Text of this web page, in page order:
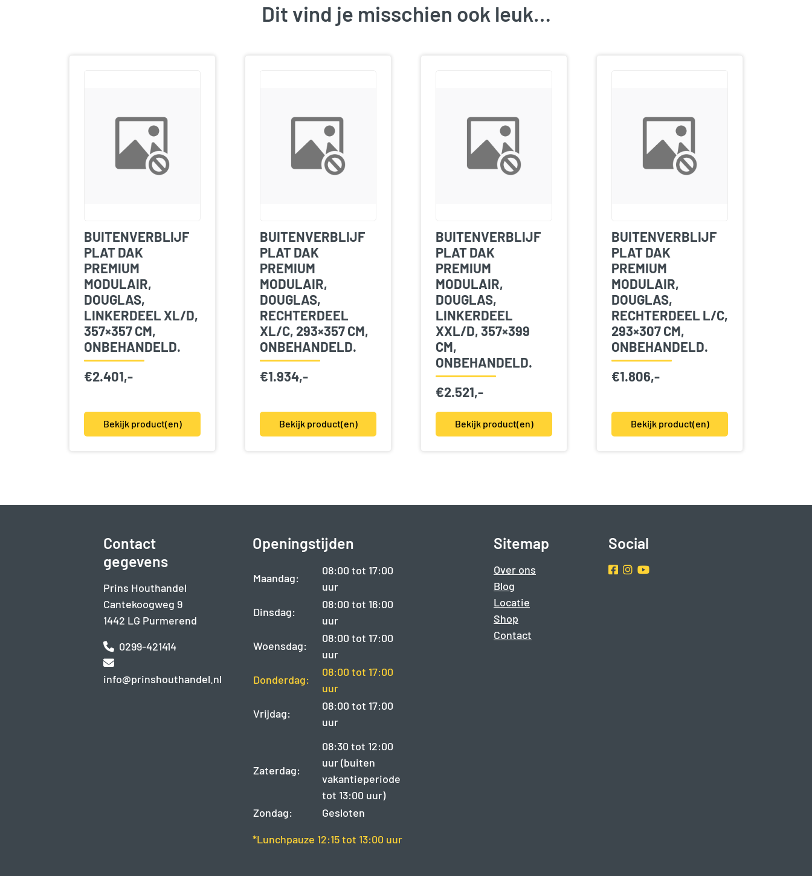
Dit vind je misschien ook leuk…
BUITENVERBLIJF
PLAT DAK
PREMIUM
MODULAIR,
DOUGLAS,
LINKERDEEL XL/D,
357×357 CM,
ONBEHANDELD.
€2.401,-
Bekijk product(en)
BUITENVERBLIJF
PLAT DAK
PREMIUM
MODULAIR,
DOUGLAS,
RECHTERDEEL
XL/C, 293×357 CM,
ONBEHANDELD.
€1.934,-
Bekijk product(en)
BUITENVERBLIJF
PLAT DAK
PREMIUM
MODULAIR,
DOUGLAS,
LINKERDEEL
XXL/D, 357×399
CM,
ONBEHANDELD.
€2.521,-
Bekijk product(en)
BUITENVERBLIJF
PLAT DAK
PREMIUM
MODULAIR,
DOUGLAS,
RECHTERDEEL L/C,
293×307 CM,
ONBEHANDELD.
€1.806,-
Bekijk product(en)
Contact
gegevens
Prins Houthandel
Cantekoogweg 9
1442 LG Purmerend
0299-421414
info@prinshouthandel.nl
Openingstijden
Maandag:
08:00 tot 17:00
uur
Dinsdag:
08:00 tot 16:00
uur
Woensdag:
08:00 tot 17:00
uur
Donderdag:
08:00 tot 17:00
uur
Vrijdag:
08:00 tot 17:00
uur
Zaterdag:
08:30 tot 12:00
uur (buiten
vakantieperiode
tot 13:00 uur)
Zondag:
Gesloten
*Lunchpauze 12:15 tot 13:00 uur
Sitemap
Over ons
Blog
Locatie
Shop
Contact
Social
Facebook
Instragram
Youtube